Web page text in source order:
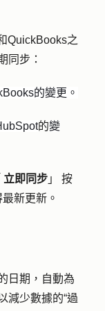
QuickBooks之
同步：
的變更。
的變
立即同步 」
按
新更新。
日期，自動為
減少數據的“過